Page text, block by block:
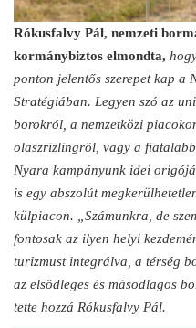
Rókusfalvy Pál, nemzeti
kormánybiztos elmondta,
ponton jelentős szerepet kap a
Stratégiában. Legyen szó az
borokról, a nemzetközi
olaszrizlingről, vagy a
Nyara kampányunk idei
is egy abszolút
külpiacon. „Számunkra, de
fontosak az ilyen helyi
turizmust integrálva, a térség
az elsődleges és másodlagos
tette hozzá Rókusfalvy Pál.